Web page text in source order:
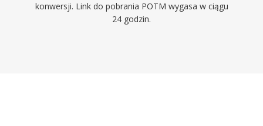
konwersji. Link do pobrania POTM wygasa w ciągu
24 godzin.